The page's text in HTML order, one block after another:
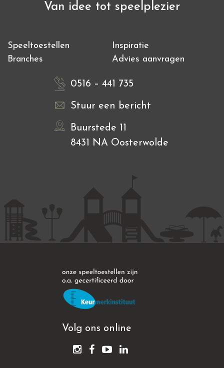
Van idee tot speelplezier
Speeltoestellen
Inspiratie
Branches
Advies aanvragen
0516 – 441 735
Stuur een bericht
Buurstede 11
8431 NA Oosterwolde
Volg ons online